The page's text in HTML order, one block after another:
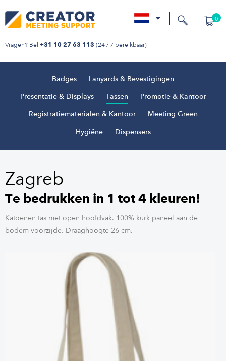
Vragen? Bel +31 10 27 63 113 (24 / 7 bereikbaar)
0
Badges Lanyards & Bevestigingen
Presentatie & Displays Tassen Promotie & Kantoor
Registratiematerialen & Kantoor Meeting Green
Hygiëne Dispensers
Zagreb
Te bedrukken in 1 tot 4 kleuren!
Katoenen tas met open hoofdvak. 100% kurk paneel aan de
bodem voorzijde. Draaghoogte 26 cm.